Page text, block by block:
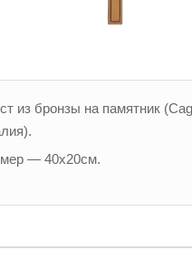
из бронзы на памятник
— 40х20см.